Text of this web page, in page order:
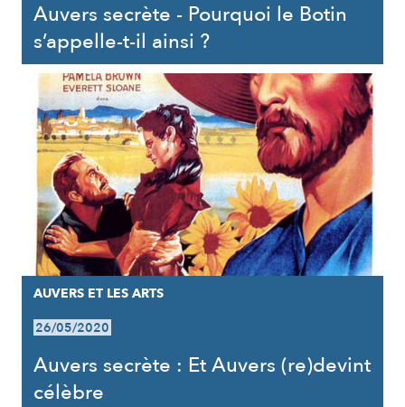
Auvers secrète - Pourquoi le Botin
s’appelle-t-il ainsi ?
AUVERS ET LES ARTS
26/05/2020
Auvers secrète : Et Auvers (re)devint
célèbre